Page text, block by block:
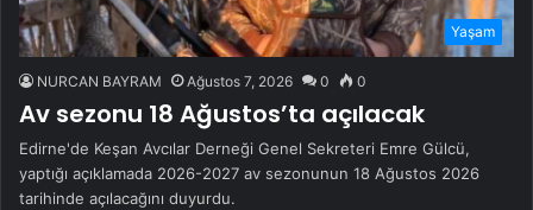
Yaşam
NURCAN BAYRAM Ağustos 7, 2026 0 0
Av sezonu 18 Ağustos’ta açılacak
Edirne'de Keşan Avcılar Derneği Genel Sekreteri Emre Gülcü,
yaptığı açıklamada 2026-2027 av sezonunun 18 Ağustos 2026
tarihinde açılacağını duyurdu.